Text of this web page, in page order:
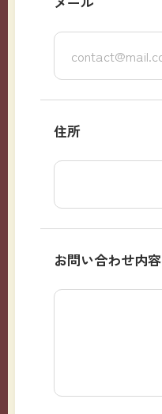
住所
お問い合わせ内容